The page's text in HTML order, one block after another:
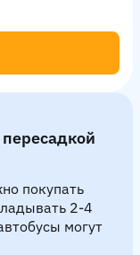
покупать
2-4
могут